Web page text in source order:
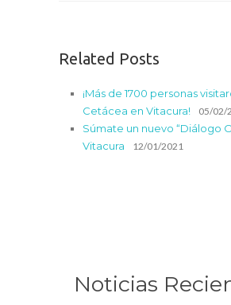
Related Posts
¡Más de 1700 personas
Cetácea en Vitacura!
05/02/
Súmate un nuevo “Diálogo
Vitacura
12/01/2021
Noticias